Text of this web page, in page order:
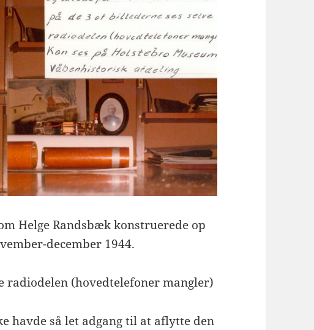
Helge Randsbæk konstruerede op
december 1944.
radiodelen (hovedtelefoner mangler)
havde så let adgang til at aflytte den